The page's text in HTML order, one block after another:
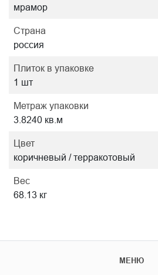
мрамор
Страна
россия
Плиток в упаковке
1 шт
Метраж упаковки
3.8240 кв.м
Цвет
коричневый / терракотовый
Вес
68.13 кг
МЕНЮ